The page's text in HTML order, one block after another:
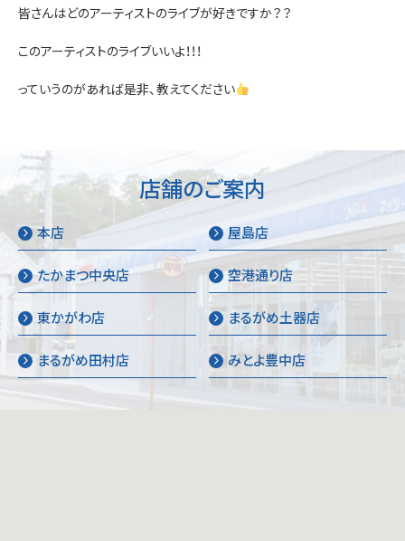
皆さんはどのアーティストのライブが好きですか？？
このアーティストのライブいいよ！！！
っていうのがあれば是非、教えてください
店舗のご案内
本店 屋島店
たかまつ中央店 空港通り店
東かがわ店 まるがめ土器店
まるがめ田村店 みとよ豊中店